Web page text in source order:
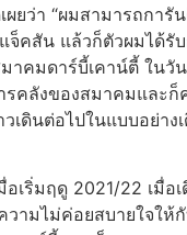
ผยว่า “ผมสามารถการั
คสัน แล้วก็ตัวผมได้รับ
าคมดาร์บี้เคาน์ตี้ ในวั
รคลังของสมาคมและก็
เดินต่อไปในแบบอย่าง
อเริ่มฤดู 2021/22 เมื่อ
วามไม่ค่อยสบายใจให้